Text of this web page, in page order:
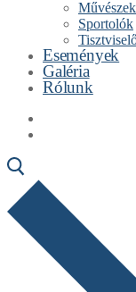
Művészek
Sportolók
Események
Galéria
Rólunk